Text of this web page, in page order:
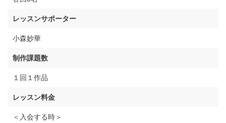
レッスンサポーター
小森妙華
制作課題数
１回１作品
レッスン料金
＜入会する時＞